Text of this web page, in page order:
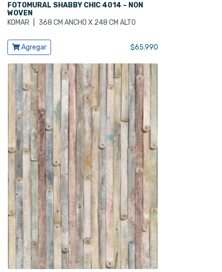
FOTOMURAL SHABBY CHIC 4014 – NON
WOVEN
KOMAR
368 CM ANCHO X 248 CM ALTO
Ver producto
Agregar $65.990